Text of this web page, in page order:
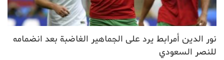
نور الدين أمرابط يرد على الجماهير الغاضبة بعد انضمامه
للنصر السعودي